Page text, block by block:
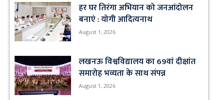
हर घर तिरंगा अभियान को जनआंदोलन
बनाएं : योगी आदित्यनाथ
August 1, 2026
लखनऊ विश्वविद्यालय का 69वां दीक्षांत
समारोह भव्यता के साथ संपन्न
August 1, 2026